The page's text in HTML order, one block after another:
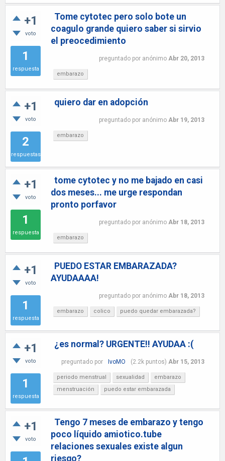
+1
voto
1
respuesta
Tome cytotec pero solo bote un
coagulo grande quiero saber si sirvio
el preocedimiento
preguntado por anónimo Abr 20, 2013
embarazo
+1
voto
2
respuestas
quiero dar en adopción
preguntado por anónimo Abr 19, 2013
embarazo
+1
voto
1
respuesta
tome cytotec y no me bajado en casi
dos meses... me urge respondan
pronto porfavor
preguntado por anónimo Abr 18, 2013
embarazo
+1
voto
1
respuesta
PUEDO ESTAR EMBARAZADA?
AYUDAAAA!
preguntado por anónimo Abr 18, 2013
embarazo colico puedo quedar embarazada?
+1
voto
1
respuesta
¿es normal? URGENTE!! AYUDAA :(
preguntado por IvoMO (2.2kpuntos) Abr 15, 2013
periodo menstrual sexualidad
embarazo
menstruación
puedo estar embarazada
+1
voto
Tengo 7 meses de embarazo y tengo
poco líquido amiotico.tube
relaciones sexuales existe algun
riesgo?